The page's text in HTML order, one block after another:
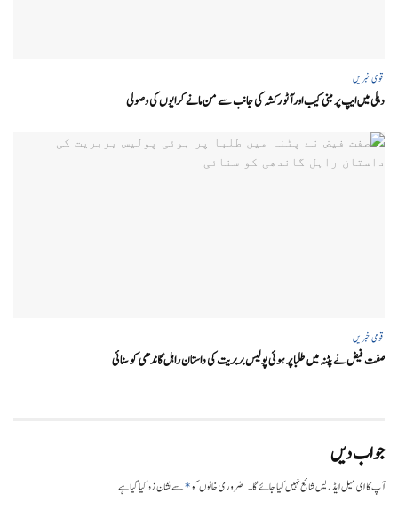
قومی خبریں
دہلی میں ایپ پر مبنی کیب اور آٹو رکشہ کی جانب سے من مانے کرایوں کی وصولی
قومی خبریں
صفت فیض نے پٹنہ میں طلبا پر ہوئی پولیس بربریت کی داستان راہل گاندھی کو سنائی
جواب دیں
آپ کا ای میل ایڈریس شائع نہیں کیا جائے گا۔ ضروری خانوں کو*سے نشان زد کیا گیا ہے